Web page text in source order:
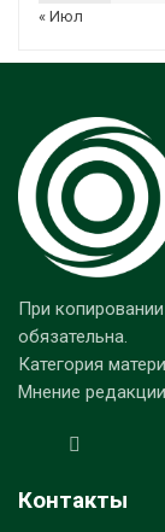
« Июл
При
обязательна.
Категория
Мнение
Контакты